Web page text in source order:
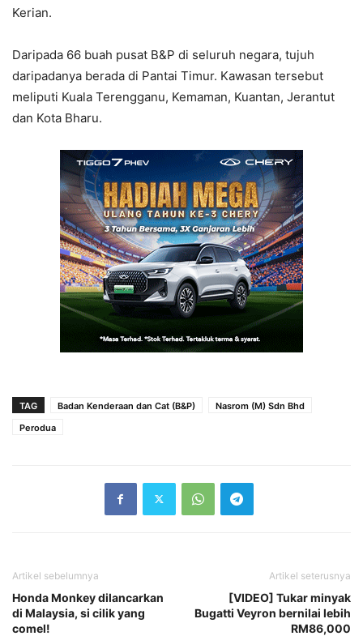
Kerian.
Daripada 66 buah pusat B&P di seluruh negara, tujuh
daripadanya berada di Pantai Timur. Kawasan tersebut
meliputi Kuala Terengganu, Kemaman, Kuantan, Jerantut
dan Kota Bharu.
TAG Badan Kenderaan dan Cat (B&P)
Nasrom (M) Sdn Bhd
Perodua
Artikel sebelumnya
Honda Monkey dilancarkan
di Malaysia, si cilik yang
comel!
Artikel seterusnya
[VIDEO] Tukar minyak
Bugatti Veyron bernilai lebih
RM86,000